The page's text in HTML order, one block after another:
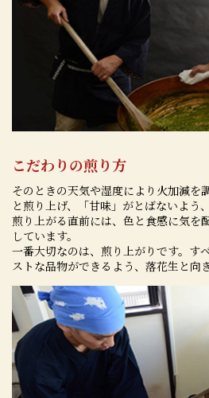
こだわりの煎り方
そのときの天気や湿度により火加減を
と煎り上げ、「甘味」がとばないよう
煎り上がる直前には、色と食感に気を
しています。
一番大切なのは、煎り上がりです。す
ストな品物ができるよう、落花生と向